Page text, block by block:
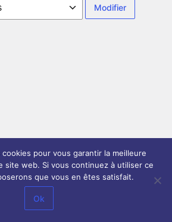
pour vous garantir la meilleure
site web. Si vous continuez à utiliser ce
que vous en êtes satisfait.
Ok